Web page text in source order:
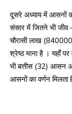
दूसरे अध्याय में आसनों का
संसार में जितने भी
चौरासी लाख
श्रेष्ठ माना है । यहाँ
भी बत्तीस (32) आसन
आसनों का वर्णन